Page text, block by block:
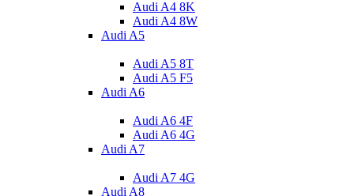
Audi A4 8K
Audi A4 8W
Audi A5
Audi A5 8T
Audi A5 F5
Audi A6
Audi A6 4F
Audi A6 4G
Audi A7
Audi A7 4G
Audi A8